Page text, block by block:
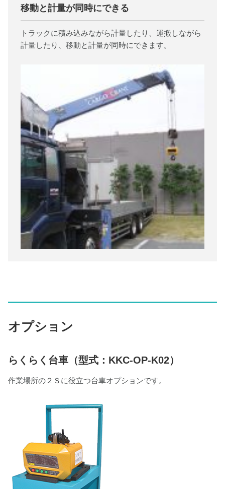
移動と計量が同時にできる
トラックに積み込みながら計量したり、運搬しながら
計量したり、移動と計量が同時にできます。
オプション
らくらく台車（型式：KKC-OP-K02）
作業場所の２Ｓに役立つ台車オプションです。